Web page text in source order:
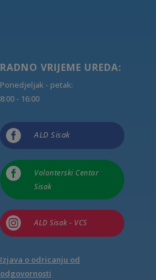
RADNO VRIJEME UREDA:
Ponedjeljak - petak:
8:00 - 16:00
 ALD Sisak

Volonterski Centar
Sisak
 ALD Sisak - VCS
Izjava o odricanju od
odgovornosti